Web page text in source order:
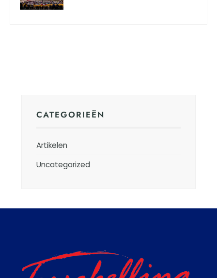
CATEGORIEËN
Artikelen
Uncategorized